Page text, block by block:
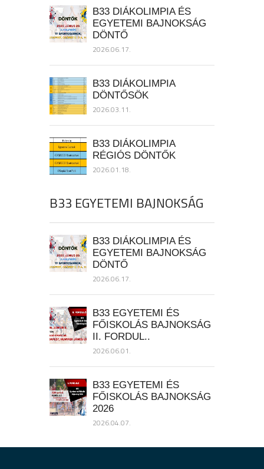
B33 DIÁKOLIMPIA ÉS
EGYETEMI BAJNOKSÁG
DÖNTŐ
2026.06.17.
B33 DIÁKOLIMPIA
DÖNTŐSÖK
2026.03.11.
B33 DIÁKOLIMPIA
RÉGIÓS DÖNTŐK
2026.01.18.
B33 EGYETEMI BAJNOKSÁG
B33 DIÁKOLIMPIA ÉS
EGYETEMI BAJNOKSÁG
DÖNTŐ
2026.06.17.
B33 EGYETEMI ÉS
FŐISKOLÁS BAJNOKSÁG
II. FORDUL..
2026.06.01.
B33 EGYETEMI ÉS
FŐISKOLÁS BAJNOKSÁG
2026
2026.04.07.